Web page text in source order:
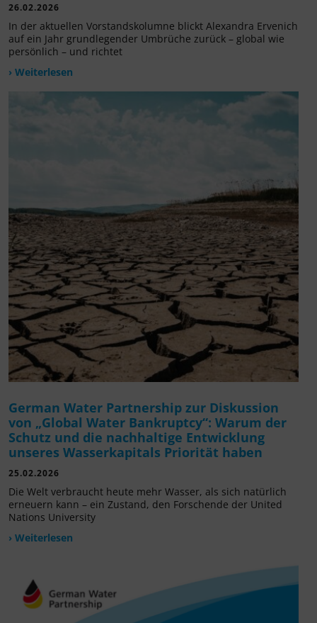
26.02.2026
In der aktuellen Vorstandskolumne blickt Alexandra Ervenich
auf ein Jahr grundlegender Umbrüche zurück – global wie
persönlich – und richtet
› Weiterlesen
German Water Partnership zur Diskussion
von „Global Water Bankruptcy“: Warum der
Schutz und die nachhaltige Entwicklung
unseres Wasserkapitals Priorität haben
25.02.2026
Die Welt verbraucht heute mehr Wasser, als sich natürlich
erneuern kann – ein Zustand, den Forschende der United
Nations University
› Weiterlesen